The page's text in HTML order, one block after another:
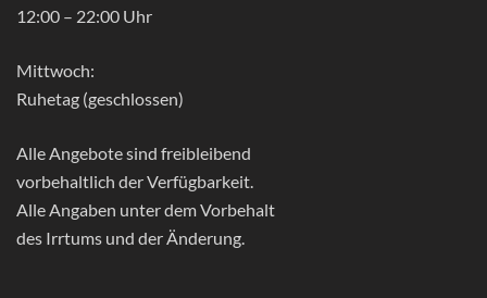
12:00 – 22:00 Uhr
Mittwoch:
Ruhetag (geschlossen)
Alle Angebote sind freibleibend
vorbehaltlich der Verfügbarkeit.
Alle Angaben unter dem Vorbehalt
des Irrtums und der Änderung.